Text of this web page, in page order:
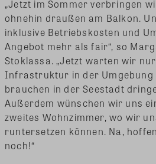
„Jetzt im Sommer verbringen
ohnehin draußen am Balkon.
inklusive Betriebskosten und
Angebot mehr als fair“, so
Stoklassa. „Jetzt warten wir
Infrastruktur in der Umgebung
brauchen in der Seestadt
Außerdem wünschen wir uns
zweites Wohnzimmer, wo wir
runtersetzen können. Na,
noch!“